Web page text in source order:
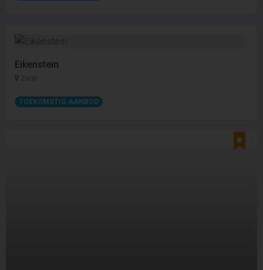
Eikenstein
Zeist
TOEKOMSTIG AANBOD